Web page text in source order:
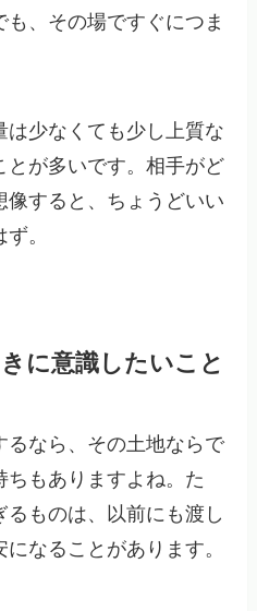
、その場ですぐにつま
は少なくても少し上質な
とが多いです。相手がど
像すると、ちょうどいい
。
に意識したいこと
るなら、その土地ならで
もありますよね。た
ものは、以前にも渡し
なることがあります。